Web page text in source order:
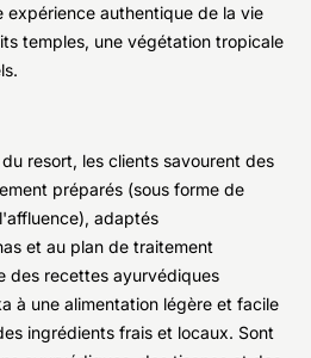
expérience authentique de la vie
temples, une végétation tropicale
resort, les clients savourent des
préparés (sous forme de
adaptés
et au plan de traitement
des recettes ayurvédiques
à une alimentation légère et facile
ingrédients frais et locaux. Sont